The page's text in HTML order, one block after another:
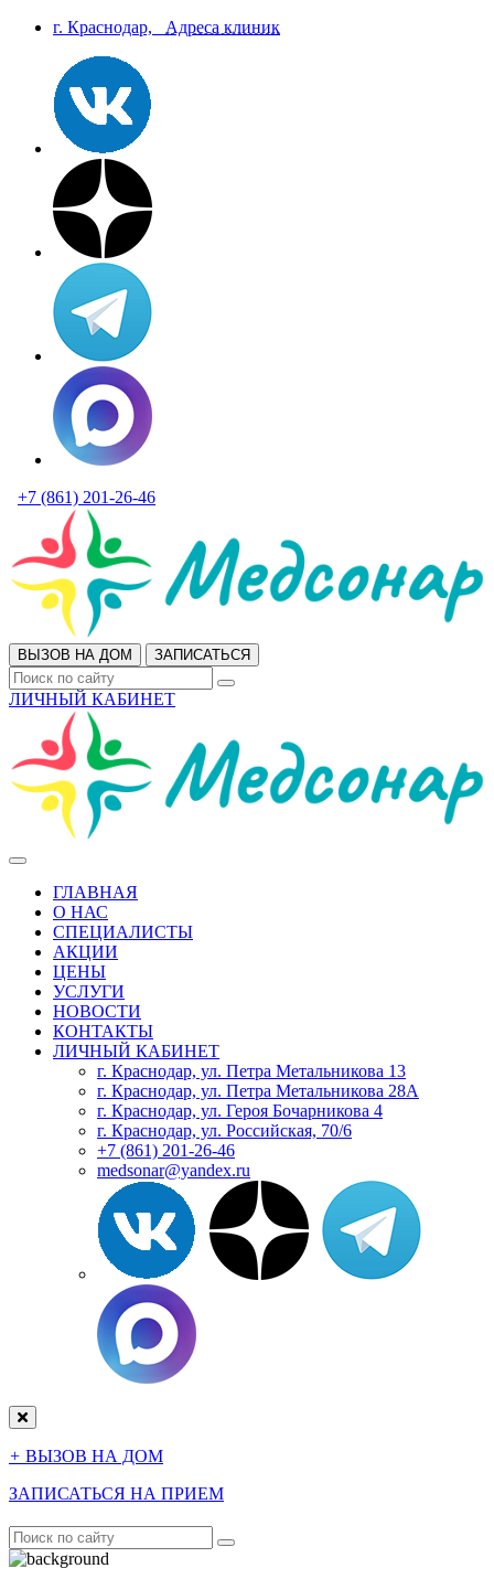
г. Краснодар, Aдреса клиник
+7 (861) 201-26-46
ВЫЗОВ НА ДОМ ЗАПИСАТЬСЯ
ЛИЧНЫЙ КАБИНЕТ
ГЛАВНАЯ
О НАС
СПЕЦИАЛИСТЫ
АКЦИИ
ЦЕНЫ
УСЛУГИ
НОВОСТИ
КОНТАКТЫ
ЛИЧНЫЙ КАБИНЕТ
г. Краснодар, ул. Петра Метальникова 13
г. Краснодар, ул. Петра Метальникова 28А
г. Краснодар, ул. Героя Бочарникова 4
г. Краснодар, ул. Российская, 70/6
+7 (861) 201-26-46
medsonar@yandex.ru
+ ВЫЗОВ НА ДОМ
ЗАПИСАТЬСЯ НА ПРИЕМ